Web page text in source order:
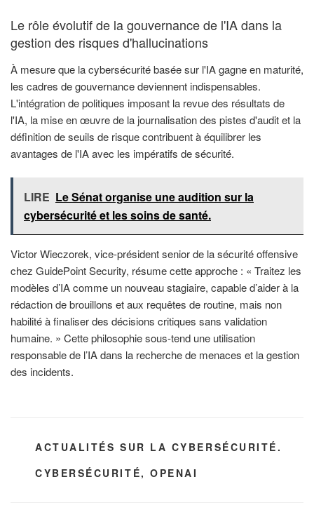
Le rôle évolutif de la gouvernance de l'IA dans la
gestion des risques d'hallucinations
À mesure que la cybersécurité basée sur l'IA gagne en maturité,
les cadres de gouvernance deviennent indispensables.
L'intégration de politiques imposant la revue des résultats de
l'IA, la mise en œuvre de la journalisation des pistes d'audit et la
définition de seuils de risque contribuent à équilibrer les
avantages de l'IA avec les impératifs de sécurité.
LIRE Le Sénat organise une audition sur la
cybersécurité et les soins de santé.
Victor Wieczorek, vice-président senior de la sécurité offensive
chez GuidePoint Security, résume cette approche : « Traitez les
modèles d’IA comme un nouveau stagiaire, capable d’aider à la
rédaction de brouillons et aux requêtes de routine, mais non
habilité à finaliser des décisions critiques sans validation
humaine. » Cette philosophie sous-tend une utilisation
responsable de l’IA dans la recherche de menaces et la gestion
des incidents.
CATÉGORIES
ACTUALITÉS SUR LA CYBERSÉCURITÉ.
ÉTIQUETTES
CYBERSÉCURITÉ,OPENAI